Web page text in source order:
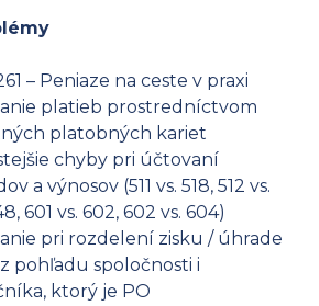
– Peniaze na ceste v praxi
platieb prostredníctvom
platobných kariet
chyby pri účtovaní
a výnosov (511 vs. 518, 512 vs.
601 vs. 602, 602 vs. 604)
pri rozdelení zisku / úhrade
pohľadu spoločnosti i
ktorý je PO